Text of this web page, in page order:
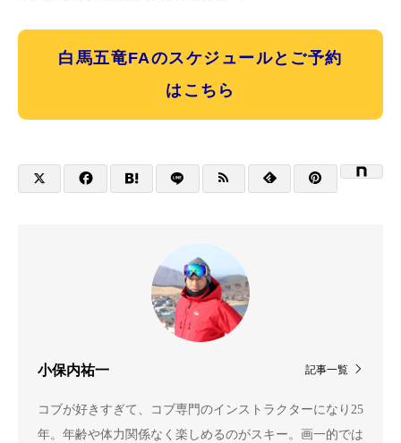
白馬五竜FAのスケジュールとご予約
はこちら
記事一覧
小保内祐一
コブが好きすぎて、コブ専門のインストラクターになり25
年。年齢や体力関係なく楽しめるのがスキー。画一的では